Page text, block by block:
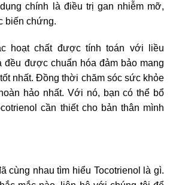
chính là điều trị gan nhiễm mỡ,
biến chứng.
hoạt chất được tính toán với liều
đều được chuẩn hóa đảm bảo mang
nhất. Đồng thời chăm sóc sức khỏe
hảo nhất. Với nó, bạn có thể bổ
cần thiết cho bản thân mình
cùng nhau tìm hiểu Tocotrienol là gì.